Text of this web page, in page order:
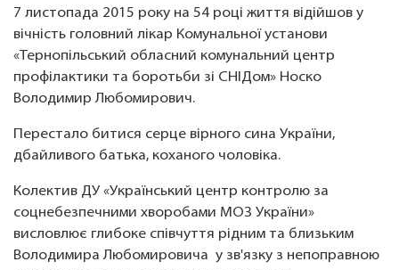
7 листопада 2015 року на 54 році життя відійшов у
вічність головний лікар Комунальної установи
«Тернопільський обласний комунальний центр
профілактики та боротьби зі СНІДом» Носко
Володимир Любомирович.
Перестало битися серце вірного сина України,
дбайливого батька, коханого чоловіка.
Колектив ДУ «Український центр контролю за
соцнебезпечними хворобами МОЗ України»
висловлює глибоке співчуття рідним та близьким
Володимира Любомировича у зв'язку з непоправною